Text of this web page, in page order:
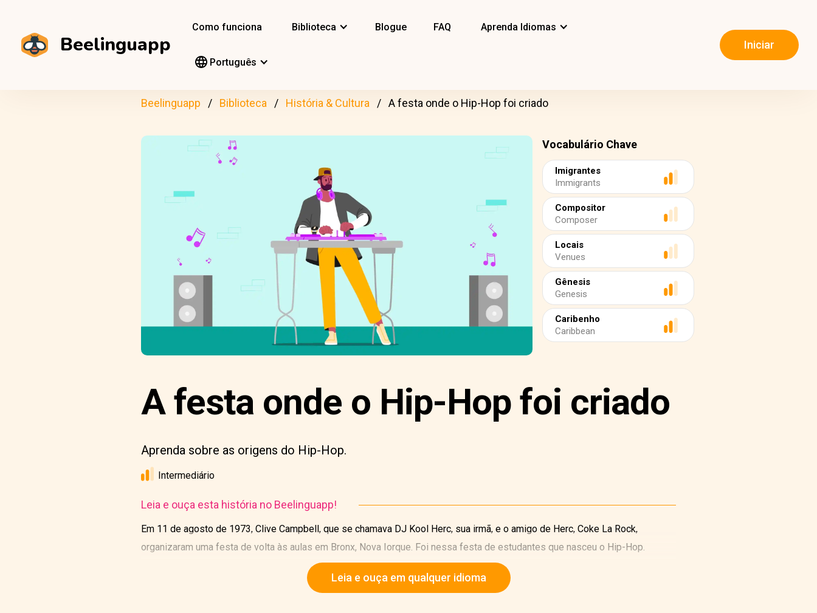
Beelinguapp
Como funciona Biblioteca Blogue FAQ Aprenda Idiomas
Português
Iniciar
Beelinguapp Biblioteca História & Cultura A festa onde o Hip-Hop foi criado
Vocabulário Chave
Imigrantes
Immigrants
Compositor
Composer
Locais
Venues
Gênesis
Genesis
Caribenho
Caribbean
A festa onde o Hip-Hop foi criado
Aprenda sobre as origens do Hip-Hop.
Intermediário
Leia e ouça esta história no Beelinguapp!
Em 11 de agosto de 1973, Clive Campbell, que se chamava DJ Kool Herc, sua irmã, e o amigo de Herc, Coke La Rock,
organizaram uma festa de volta às aulas em Bronx, Nova Iorque. Foi nessa festa de estudantes que nasceu o Hip-Hop.
Leia e ouça em qualquer idioma